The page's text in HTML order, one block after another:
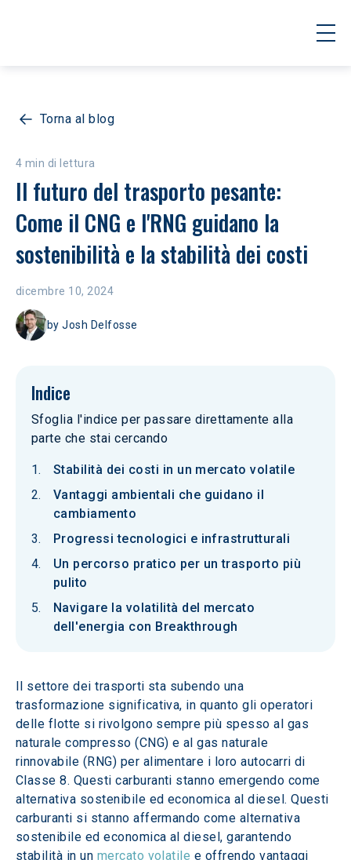
Torna al blog
4 min di lettura
Il futuro del trasporto pesante:
Come il CNG e l'RNG guidano la
sostenibilità e la stabilità dei costi
dicembre 10, 2024
byJosh Delfosse
Indice
Sfoglia l'indice per passare direttamente alla
parte che stai cercando
Stabilità dei costi in un mercato volatile
Vantaggi ambientali che guidano il
cambiamento
Progressi tecnologici e infrastrutturali
Un percorso pratico per un trasporto più
pulito
Navigare la volatilità del mercato
dell'energia con Breakthrough
Il settore dei trasporti sta subendo una
trasformazione significativa, in quanto gli operatori
delle flotte si rivolgono sempre più spesso al gas
naturale compresso (CNG) e al gas naturale
rinnovabile (RNG) per alimentare i loro autocarri di
Classe 8. Questi carburanti stanno emergendo come
alternativa sostenibile ed economica al diesel. Questi
carburanti si stanno affermando come alternativa
sostenibile ed economica al diesel, garantendo
stabilità in un mercato volatile e offrendo vantaggi